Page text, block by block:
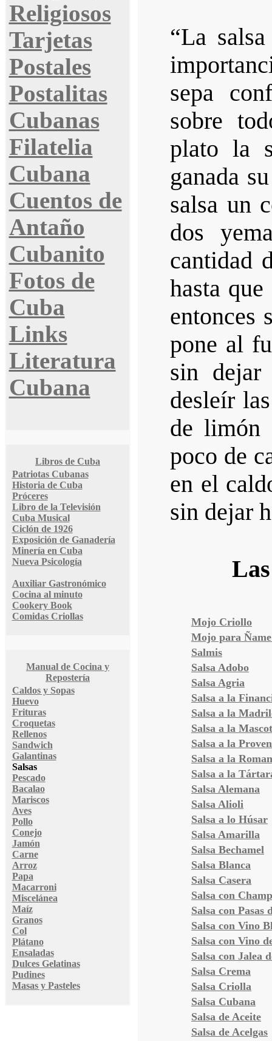
Religiosos
Tarjetas
Postales
Postalitas
Cubanas
Filatelia
Cubana
Cuentos de
Antaño
Cubanito
Fotos de
Cuba
Links
Literatura
Cubana
Libros de Cuba
Patriotas Cubanas
Historia de Cuba
Próceres
Libro de la Televisión
Cuba Musical
Ciclón de 1926
Exposición de Ganadería
Minería en Cuba
Nueva Psicología
Auxiliar Gastronómico
Cocina al minuto
Cookery Book
Comidas Criollas
Manual de Cocina y
Repostería
Caldos y Sopas
Huevo
Frituras
Croquetas
Rellenos
Sandwich
Galantinas
Salsas
Pescado
Bacalao
Mariscos
Aves
Pollo
Conejo
Jamón
Carne
Arroz
Papa
Macarroni
Miscelánea
Maíz
Granos
Col
Plátano
Ensaladas
Dulces Gelatinas
Pudines
Masas y Pasteles
“La
sepa
sobre
plato la
ganada
salsa un
dos
cantidad
hasta
entonces
pone al
sin dejar
desleír
de limón
poco de
en el
sin dejar
Mojo Criollo
Mojo para
Salmis
Salsa Adobo
Salsa Agria
Salsa a la
Salsa a la
Salsa a la
Salsa a la
Salsa a la
Salsa a la
Salsa Alemana
Salsa Alioli
Salsa a lo Húsar
Salsa Amarilla
Salsa Bechamel
Salsa Blanca
Salsa Casera
Salsa con
Salsa con Pasas
Salsa con Vino
Salsa con Vino
Salsa con Jalea
Salsa Crema
Salsa Criolla
Salsa Cubana
Salsa de Aceite
Salsa de Acelgas